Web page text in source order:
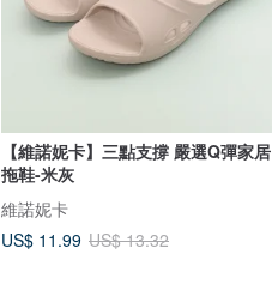
【維諾妮卡】三點支撐 嚴選Q彈家居
拖鞋-米灰
維諾妮卡
US$ 11.99 US$ 13.32